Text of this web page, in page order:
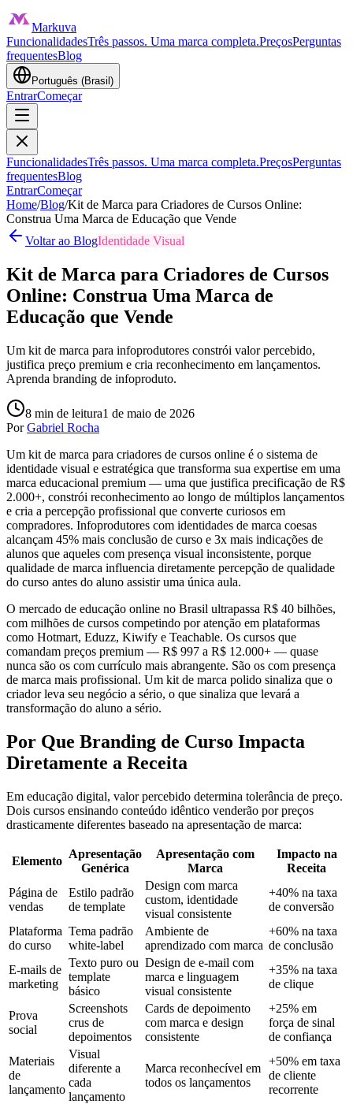
Markuva
FuncionalidadesTrês passos. Uma marca completa.PreçosPerguntas
frequentesBlog
Português (Brasil)
EntrarComeçar
FuncionalidadesTrês passos. Uma marca completa.PreçosPerguntas
frequentesBlog
EntrarComeçar
Home/Blog/Kit de Marca para Criadores de Cursos Online:
Construa Uma Marca de Educação que Vende
Voltar ao BlogIdentidade Visual
Kit de Marca para Criadores de Cursos
Online: Construa Uma Marca de
Educação que Vende
Um kit de marca para infoprodutores constrói valor percebido,
justifica preço premium e cria reconhecimento em lançamentos.
Aprenda branding de infoproduto.
8 min de leitura1 de maio de 2026
Por Gabriel Rocha
Um kit de marca para criadores de cursos online é o sistema de
identidade visual e estratégica que transforma sua expertise em uma
marca educacional premium — uma que justifica precificação de R$
2.000+, constrói reconhecimento ao longo de múltiplos lançamentos
e cria a percepção profissional que converte curiosos em
compradores. Infoprodutores com identidades de marca coesas
alcançam 45% mais conclusão de curso e 3x mais indicações de
alunos que aqueles com presença visual inconsistente, porque
qualidade de marca influencia diretamente percepção de qualidade
do curso antes do aluno assistir uma única aula.
O mercado de educação online no Brasil ultrapassa R$ 40 bilhões,
com milhões de cursos competindo por atenção em plataformas
como Hotmart, Eduzz, Kiwify e Teachable. Os cursos que
comandam preços premium — R$ 997 a R$ 12.000+ — quase
nunca são os com currículo mais abrangente. São os com presença
de marca mais profissional. Um kit de marca polido sinaliza que o
criador leva seu negócio a sério, o que sinaliza que levará a
transformação do aluno a sério.
Por Que Branding de Curso Impacta
Diretamente a Receita
Em educação digital, valor percebido determina tolerância de preço.
Dois cursos ensinando conteúdo idêntico venderão por preços
drasticamente diferentes baseado na apresentação de marca:
Elemento
Apresentação
Genérica
Apresentação com
Marca
Impacto na
Receita
Página de
vendas
Estilo padrão
de template
Design com marca
custom, identidade
visual consistente
+40% na taxa
de conversão
Plataforma
do curso
Tema padrão
white-label
Ambiente de
aprendizado com marca
+60% na taxa
de conclusão
E-mails de
marketing
Texto puro ou
template
básico
Design de e-mail com
marca e linguagem
visual consistente
+35% na taxa
de clique
Prova
social
Screenshots
crus de
depoimentos
Cards de depoimento
com marca e design
consistente
+25% em
força de sinal
de confiança
Materiais
de
lançamento
Visual
diferente a
cada
lançamento
Marca reconhecível em
todos os lançamentos
+50% em taxa
de cliente
recorrente